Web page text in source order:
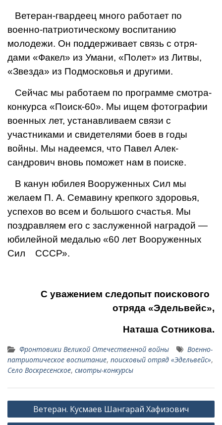
Ветеран-гвардеец много ра­ботает по
военно-патриотиче­скому воспитанию
молодежи. Он поддерживает связь с отря­
дами «Факел» из Умани, «По­лет» из Литвы,
«Звезда» из Подмосковья и другими.
Сейчас мы работаем по про­грамме смотра-
конкурса «Поиск-60». Мы ищем фотографии
военных лет, устанавливаем связи с
участниками и свидетелями боев в годы
войны. Мы надеемся, что Павел Алек­
сандрович вновь поможет нам в поиске.
В канун юбилея Вооружен­ных Сил мы
желаем П. А. Семавину крепкого здоровья,
успехов во всем и большого счастья. Мы
поздравляем его с заслуженной наградой —
юбилейной медалью «60 лет Вооруженных
Сил СССР».
С уважением следопыт по­искового
отряда «Эдельвейс»,
Наташа Сотникова.
Фронтовики Великой Отечественной войны
Военно-
патриотическое воспитание, поиско­вый отряд «Эдельвейс»,
Село Воскресенское, смотры-конкурсы
Навигация
по
Ветеран. Кусмаев Шангарай Хафизович